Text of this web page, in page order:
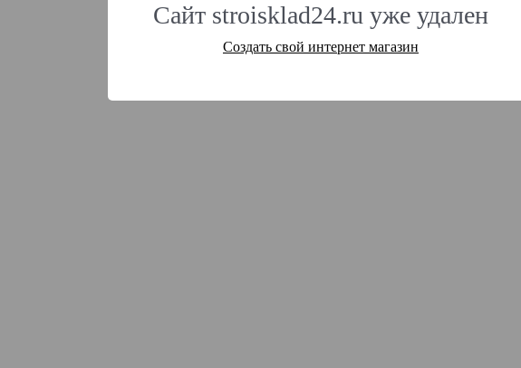
Сайт stroisklad24.ru уже удален
Создать свой интернет магазин